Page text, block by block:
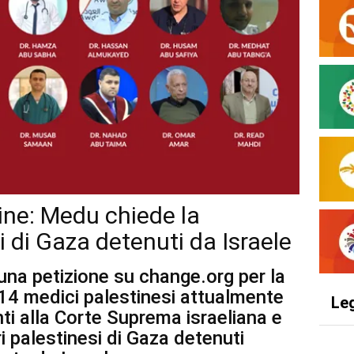
Medu chiede la
Gaza detenuti da Israele
petizione su change.org per la
medici palestinesi attualmente
alla Corte Suprema israeliana e
di Gaza detenuti